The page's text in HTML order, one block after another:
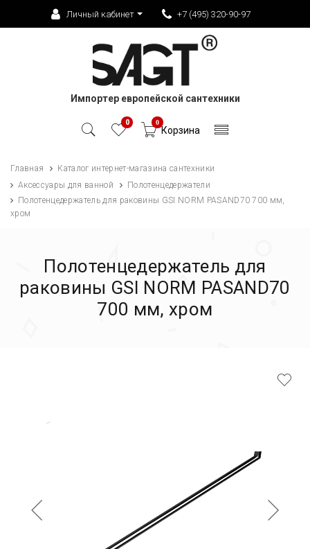
Личный кабинет +7 (495) 320-90-97
Импортер европейской сантехники
0 0
Корзина
Главная
Каталог интернет-магазина сантехники
Аксессуары для ванной
Полотенцедержатели
Полотенцедержатель для раковины GSI NORM PASAND70 700 мм,
хром
Полотенцедержатель для
раковины GSI NORM PASAND70
700 мм, хром